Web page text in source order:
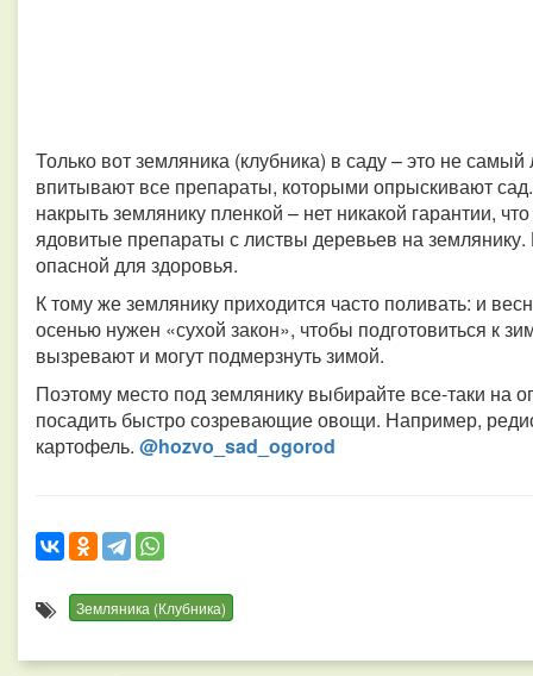
Только вот земляника (клубника) в саду – это не
впитывают все препараты, которыми опрыскивают
накрыть землянику пленкой – нет никакой гарантии,
ядовитые препараты с листвы деревьев на землянику.
опасной для здоровья.
К тому же землянику приходится часто поливать: и
осенью нужен «сухой закон», чтобы подготовиться к
вызревают и могут подмерзнуть зимой.
Поэтому место под землянику выбирайте все-таки на
посадить быстро созревающие овощи. Например,
картофель. @hozvo_sad_ogorod
Земляника (Клубника)